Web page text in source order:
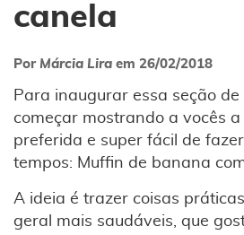
canela
Por Márcia Lira em 26/02/2018
Para inaugurar essa seção
começar mostrando a vocês
preferida e super fácil de
tempos: Muffin de banana
A ideia é trazer coisas
geral mais saudáveis, que